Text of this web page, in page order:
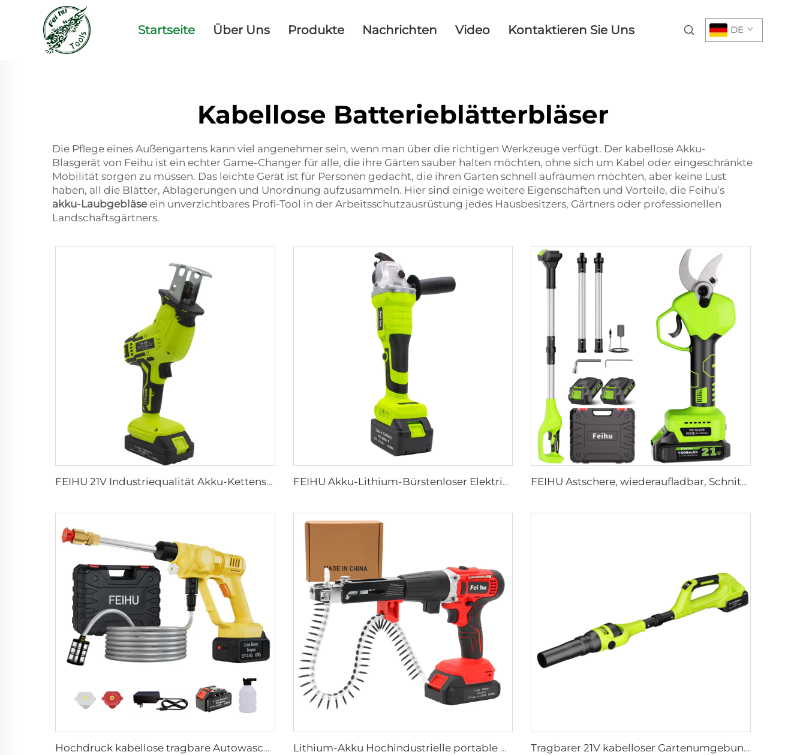
Startseite Über Uns Produkte Nachrichten Video Kontaktieren Sie Uns DE
Kabellose Batterieblätterbläser
Die Pflege eines Außengartens kann viel angenehmer sein, wenn man über die richtigen Werkzeuge verfügt. Der kabellose Akku-
Blasgerät von Feihu ist ein echter Game-Changer für alle, die ihre Gärten sauber halten möchten, ohne sich um Kabel oder eingeschränkte
Mobilität sorgen zu müssen. Das leichte Gerät ist für Personen gedacht, die ihren Garten schnell aufräumen möchten, aber keine Lust
haben, all die Blätter, Ablagerungen und Unordnung aufzusammeln. Hier sind einige weitere Eigenschaften und Vorteile, die Feihu’s
akku-Laubgebläse ein unverzichtbares Profi-Tool in der Arbeitsschutzausrüstung jedes Hausbesitzers, Gärtners oder professionellen
Landschaftsgärtners.
FEIHU 21V Industriequalität Akku-Kettensägen-Set DIY Handgeführte Säbelsäge für Metall 1 Lithium-Akku 1 Ladegerät für Holzbearbeitung FEIHU Akku-Lithium-Bürstenloser Elektrischer Poliermaschine, Maßgeschneiderte Schneidemaschine, Elektrowerkzeuge, Handwinkel-Schleifmaschine FEIHU Astschere, wiederaufladbar, Schnittdurchmesser 1,2 Zoll (30 mm), 2 Stufen, einstellbare Winkel, inklusive 2 Akkus
Hochdruck kabellose tragbare Autowaschmaschine automatisch und Ausrüstung für Schmutzwäsche 20 Bar Auto- und Gartengerät Lithium-Akku Hochindustrielle portable Mini-Beststeller kabellose Nagelpistole für Bauanwendungen Nagelpistole Tragbarer 21V kabelloser Gartenumgebungs-Luftbläser mit bürstenlosem Motor, leichte batteriebetriebene Laubbläser, elektrische Energiequelle